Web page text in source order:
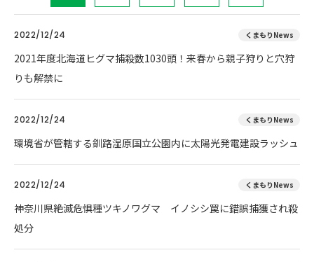
2022/12/24 くまもりNews
2021年度北海道ヒグマ捕殺数1030頭！来春から親子狩りと穴狩
りも解禁に
2022/12/24 くまもりNews
環境省が管轄する釧路湿原国立公園内に太陽光発電建設ラッシュ
2022/12/24 くまもりNews
神奈川県絶滅危惧種ツキノワグマ イノシシ罠に錯誤捕獲され殺
処分